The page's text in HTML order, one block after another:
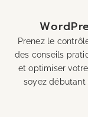
Prenez le
des conseils
et optimiser
soyez débutant